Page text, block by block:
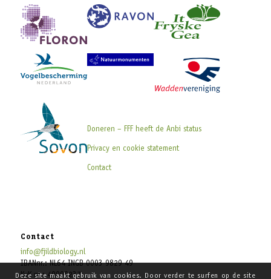
Doneren – FFF heeft de Anbi status
Privacy en cookie statement
Contact
Contact
info@fjildbiology.nl
IBANnr.: NL64 INGB 0003 9829 49
KvK nr.: 40000237
Deze site maakt gebruik van cookies. Door verder te surfen op de site